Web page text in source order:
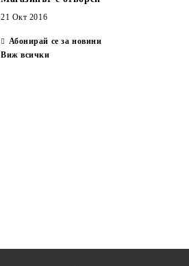
21 Окт 2016
Абонирай се за новини
Виж всички